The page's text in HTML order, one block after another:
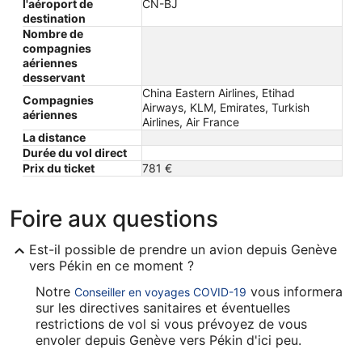
l'aéroport de
destination
CN-BJ
Nombre de
compagnies
aériennes
desservant
Compagnies
aériennes
China Eastern Airlines, Etihad
Airways, KLM, Emirates, Turkish
Airlines, Air France
La distance
Durée du vol direct
Prix ​​du ticket
781 €
Foire aux questions
Est-il possible de prendre un avion depuis Genève
vers Pékin en ce moment ?
Notre Conseiller en voyages COVID-19 vous informera
sur les directives sanitaires et éventuelles
restrictions de vol si vous prévoyez de vous
envoler depuis Genève vers Pékin d'ici peu.